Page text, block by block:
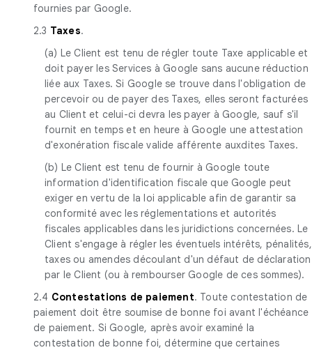
fournies par Google.
2.3 Taxes.
(a) Le Client est tenu de régler toute Taxe applicable et
doit payer les Services à Google sans aucune réduction
liée aux Taxes. Si Google se trouve dans l'obligation de
percevoir ou de payer des Taxes, elles seront facturées
au Client et celui-ci devra les payer à Google, sauf s'il
fournit en temps et en heure à Google une attestation
d'exonération fiscale valide afférente auxdites Taxes.
(b) Le Client est tenu de fournir à Google toute
information d'identification fiscale que Google peut
exiger en vertu de la loi applicable afin de garantir sa
conformité avec les réglementations et autorités
fiscales applicables dans les juridictions concernées. Le
Client s'engage à régler les éventuels intérêts, pénalités,
taxes ou amendes découlant d'un défaut de déclaration
par le Client (ou à rembourser Google de ces sommes).
2.4 Contestations de paiement. Toute contestation de
paiement doit être soumise de bonne foi avant l'échéance
de paiement. Si Google, après avoir examiné la
contestation de bonne foi, détermine que certaines